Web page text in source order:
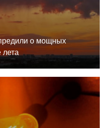
о мощных
лета